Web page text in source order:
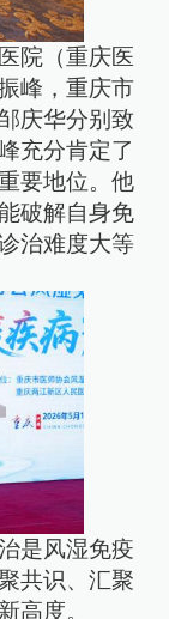
院（重庆医
峰，重庆市
庆华分别致
充分肯定了
要地位。他
破解自身免
治难度大等
是风湿免疫
共识、汇聚
高度。